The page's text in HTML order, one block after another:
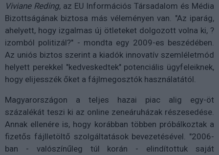
Viviane Reding, az EU Információs Társadalom és Média
Bizottságának biztosa más véleményen van. "Az iparág,
ahelyett, hogy izgalmas új ötleteket dolgozott volna ki, ?
izomból politizál?" - mondta egy 2009-es beszédében.
Az uniós biztos szerint a kiadók innovatív szemléletmód
helyett perekkel "kedveskedtek" potenciális ügyfeleiknek,
hogy elijesszék őket a fájlmegosztók használatától.
Magyarországon a teljes hazai piac alig egy-öt
százalékát teszi ki az online zeneáruházak részesedése.
Annak ellenére is, hogy korábban többen próbálkoztak a
fizetős fájlletöltő szolgáltatások bevezetésével. "2006-
ban - valószínűleg túl korán - elindítottuk saját